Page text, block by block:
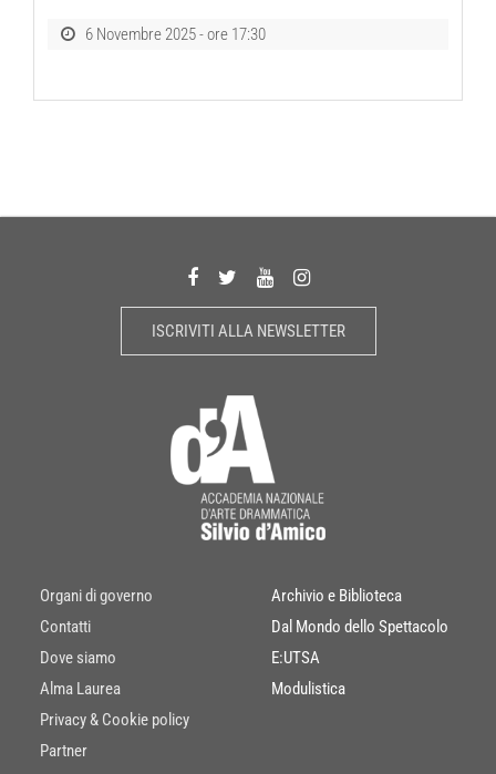
6 Novembre 2025 - ore 17:30
ISCRIVITI ALLA NEWSLETTER
Organi di governo
Contatti
Dove siamo
Alma Laurea
Privacy & Cookie policy
Partner
Archivio e Biblioteca
Dal Mondo dello Spettacolo
E:UTSA
Modulistica